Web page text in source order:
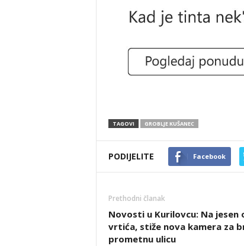
TAGOVI GROBLJE KUŠANEC
PODIJELITE Facebook
Prethodni članak
Novosti u Kurilovcu: Na jesen
vrtića, stiže nova kamera za
prometnu ulicu